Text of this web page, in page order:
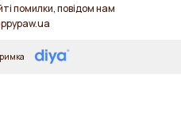
помилки, повідом нам